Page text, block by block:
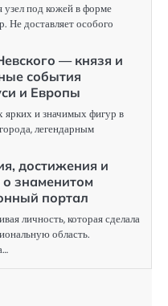
под кожей в форме
Не доставляет особого
— князя и
события
и Европы
и значимых фигур в
легендарным
достижения и
знаменитом
портал
личность, которая сделала
область.